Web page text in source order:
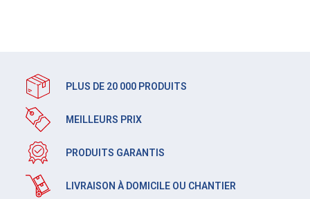
PLUS DE 20 000 PRODUITS
MEILLEURS PRIX
PRODUITS GARANTIS
LIVRAISON À DOMICILE OU CHANTIER